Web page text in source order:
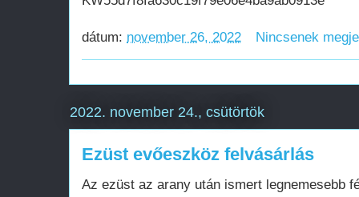
dátum: november 26, 2022 Nincsenek
2022. november 24., csütörtök
Ezüst evőeszköz felvásárlás
Az ezüst az arany után ismert legnemesebb